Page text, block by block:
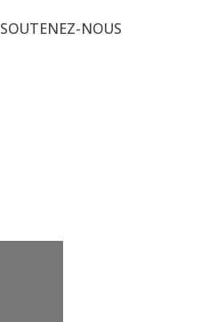
SOUTENEZ-NOUS